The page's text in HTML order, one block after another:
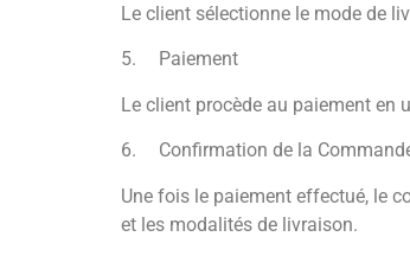
Le client sélectionne le mode de
5. Paiement
Le client procède au paiement en
6. Confirmation de la
Une fois le paiement effectué, le
et les modalités de livraison.